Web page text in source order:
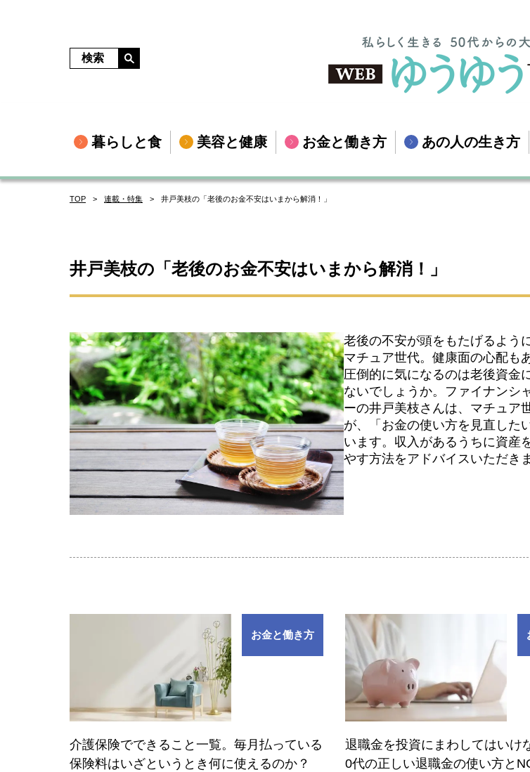
暮らしと食 美容と健康 お金と働き方 あの人の生き方
TOP 連載・特集 井戸美枝の「老後のお金不安はいまから解消！」
井戸美枝の「老後のお金不安はいまから解消！」
老後の不安が頭をもたげるよう
マチュア世代。健康面の心配も
圧倒的に気になるのは老後資金
ないでしょうか。ファイナンシ
ーの井戸美枝さんは、マチュア
が、「お金の使い方を見直した
います。収入があるうちに資産
やす方法をアドバイスいただき
お金と働き方
介護保険でできること一覧。毎月払っている
保険料はいざというとき何に使えるのか？
退職金を投資にまわしてはいけ
0代の正しい退職金の使い方と